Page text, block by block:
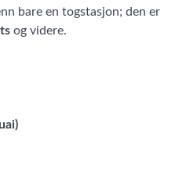
bare en togstasjon; den er
og videre.